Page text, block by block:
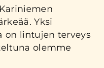
Yksi
on lintujen terveys
olemme